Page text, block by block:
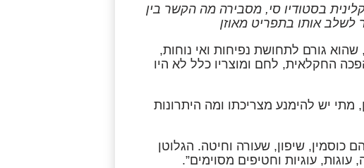
בסטודיו סי, מסבירה מה הקשר בין
לשלב אותו בתפריט מאוזן
גורם לתחושת נפיחות ואי נוחות,
החקלאית, לחם ומוצריו כלל לא היו
מתי יש להימנע מצריכתו ומה היתרונות
כוסמין, שיפון, שעורה וחיטה. הגלוטן
עוגיות וחטיפים מסוימים”.